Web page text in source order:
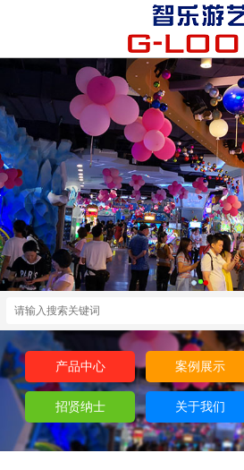
产品中心 案例展示
招贤纳士 关于我们